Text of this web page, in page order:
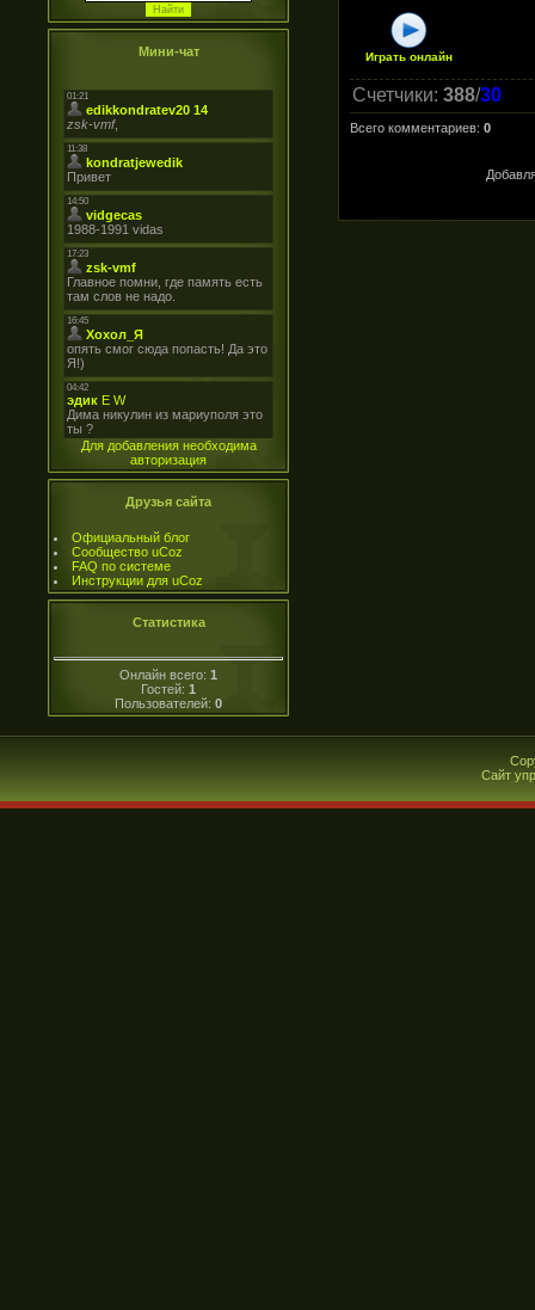
Мини-чат
Для добавления необходима
авторизация
Друзья сайта
Официальный блог
Сообщество uCoz
FAQ по системе
Инструкции для uCoz
Статистика
Онлайн всего: 1
Гостей: 1
Пользователей: 0
Играть онлайн
Счетчики: 388/30
Всего комментариев: 0
Сайт